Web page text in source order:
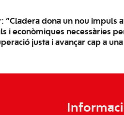
“Cladera dona un nou impuls
i econòmiques necessàries
justa i avançar cap a